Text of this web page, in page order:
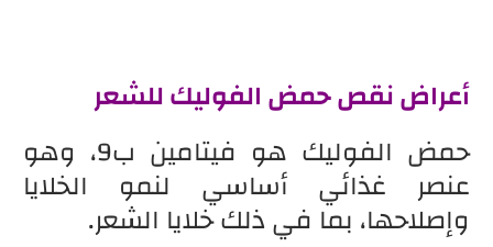
أعراض نقص حمض الفوليك للشعر
حمض الفوليك هو فيتامين ب9، وهو
عنصر غذائي أساسي لنمو الخلايا
وإصلاحها، بما في ذلك خلايا الشعر.